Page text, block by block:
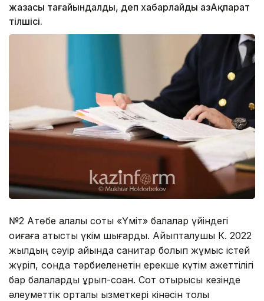
жазасы тағайындалды, деп хабарлайды ҚазАқпарат
тілшісі.
№2 Ақтөбе қалалық соты «Үміт» балалар үйіндегі
оқиғаға қатысты үкім шығарды. Айыпталушы К. 2022
жылдың сәуір айында санитар болып жұмыс істей
жүріп, сонда тәрбиеленетін ерекше күтім қажеттілігі
бар балаларды ұрып-соққан. Сот отырысы кезінде
әлеуметтік орталық қызметкері кінәсін толық